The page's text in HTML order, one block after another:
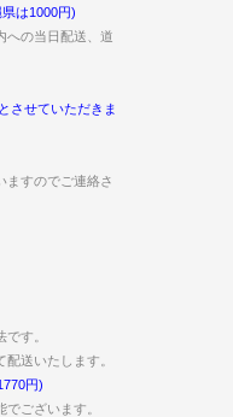
は1000円)
への当日配送、道
させていただきま
すのでご連絡さ
す。
送いたします。
円)
ございます。